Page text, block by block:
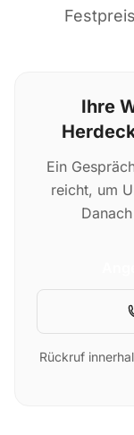
Ihre
Ein
reicht, um
Rückruf